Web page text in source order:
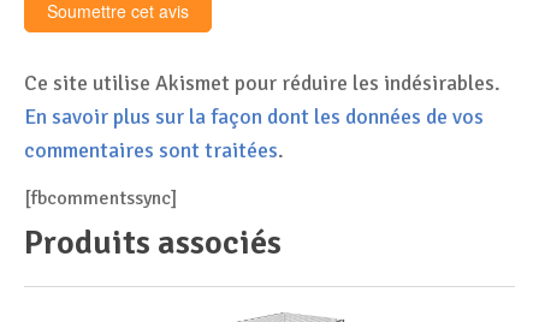
Ce site utilise Akismet pour réduire les indésirables.
En savoir plus sur la façon dont les données de vos
commentaires sont traitées.
[fbcommentssync]
Produits associés